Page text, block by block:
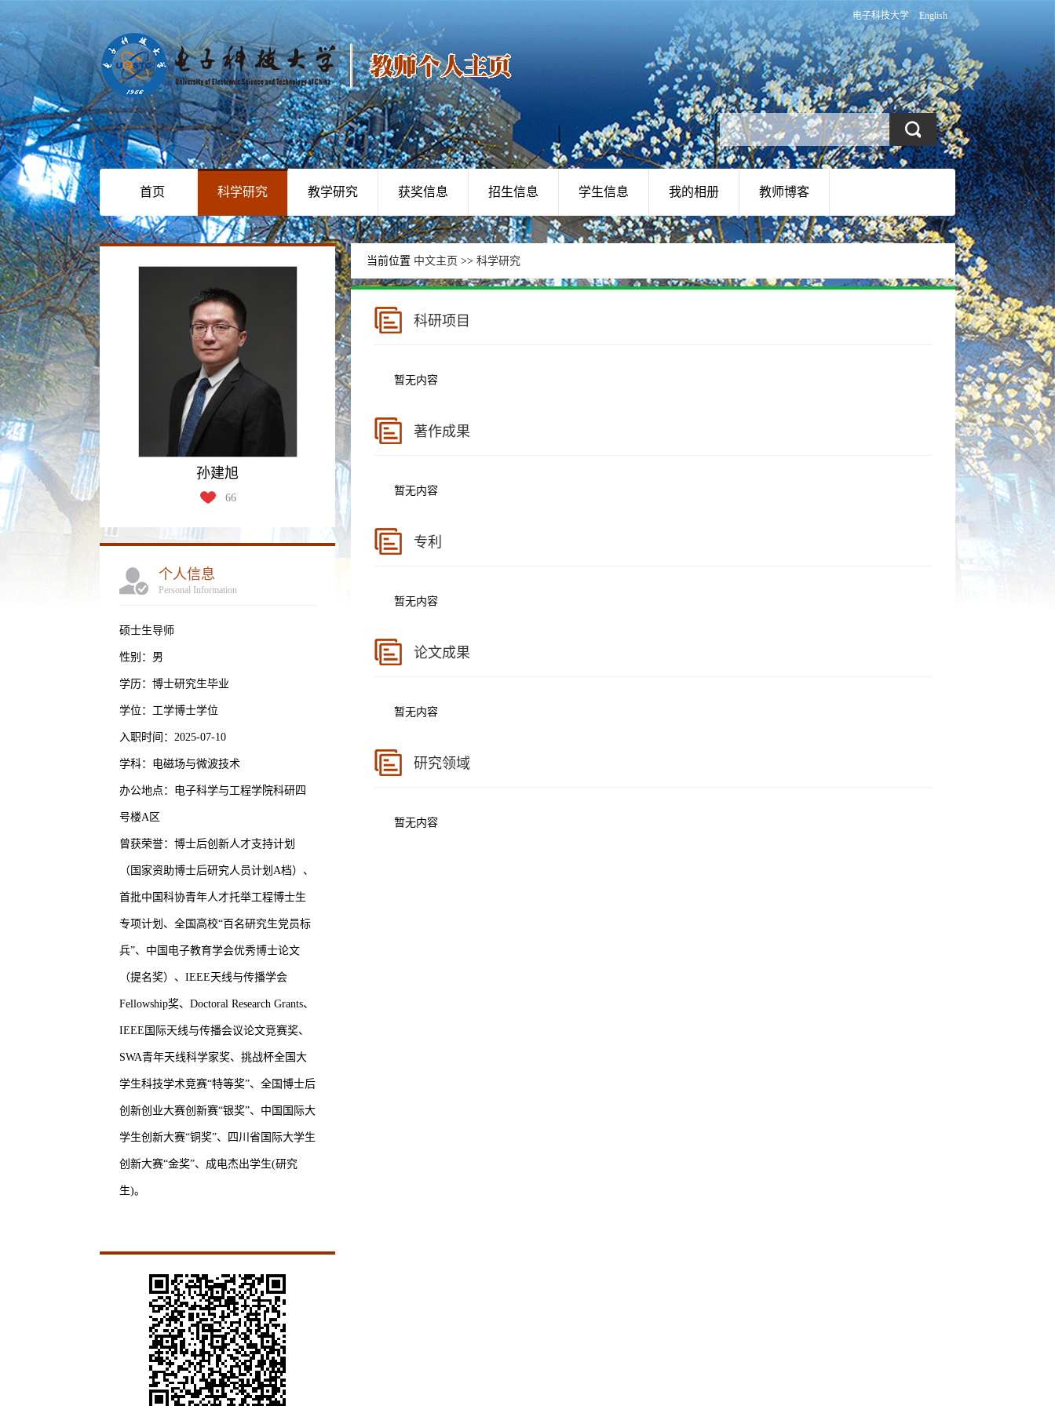
电子科技大学 English
首页 科学研究 教学研究 获奖信息 招生信息 学生信息 我的相册 教师博客
孙建旭
66
个人信息
Personal Information
硕士生导师
性别：男
学历：博士研究生毕业
学位：工学博士学位
入职时间：2025-07-10
学科：电磁场与微波技术
办公地点：电子科学与工程学院科研四
号楼A区
曾获荣誉：博士后创新人才支持计划
（国家资助博士后研究人员计划A档）、
首批中国科协青年人才托举工程博士生
专项计划、全国高校“百名研究生党员标
兵”、中国电子教育学会优秀博士论文
（提名奖）、IEEE天线与传播学会
Fellowship奖、Doctoral Research Grants、
IEEE国际天线与传播会议论文竞赛奖、
SWA青年天线科学家奖、挑战杯全国大
学生科技学术竞赛“特等奖”、全国博士后
创新创业大赛创新赛“银奖”、中国国际大
学生创新大赛“铜奖”、四川省国际大学生
创新大赛“金奖”、成电杰出学生(研究
生)。
当前位置 中文主页 >> 科学研究
科研项目
暂无内容
著作成果
暂无内容
专利
暂无内容
论文成果
暂无内容
研究领域
暂无内容